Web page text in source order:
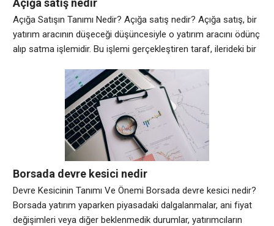
Açığa satış nedir
Açığa Satışın Tanımı Nedir? Açığa satış nedir? Açığa satış, bir
yatırım aracının düşeceği düşüncesiyle o yatırım aracını ödünç
alıp satma işlemidir. Bu işlemi gerçekleştiren taraf, ilerideki bir
satın alacak ve ödünç aldığı yatırım aracını geri ödemez. Bu
işlem sayesinde yatırımcılar, düşüş tahmini yaptığı bir yatırım
aracından gelir
Borsada devre kesici nedir
Devre Kesicinin Tanımı Ve Önemi Borsada devre kesici nedir?
Borsada yatırım yaparken piyasadaki dalgalanmalar, ani fiyat
değişimleri veya diğer beklenmedik durumlar, yatırımcıların